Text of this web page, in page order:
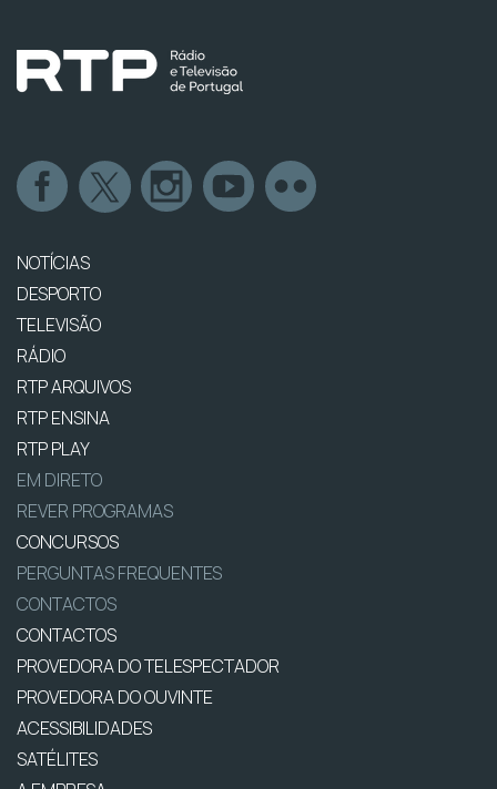
NOTÍCIAS
DESPORTO
TELEVISÃO
RÁDIO
RTP ARQUIVOS
RTP ENSINA
RTP PLAY
EM DIRETO
REVER PROGRAMAS
CONCURSOS
PERGUNTAS FREQUENTES
CONTACTOS
CONTACTOS
PROVEDORA DO TELESPECTADOR
PROVEDORA DO OUVINTE
ACESSIBILIDADES
SATÉLITES